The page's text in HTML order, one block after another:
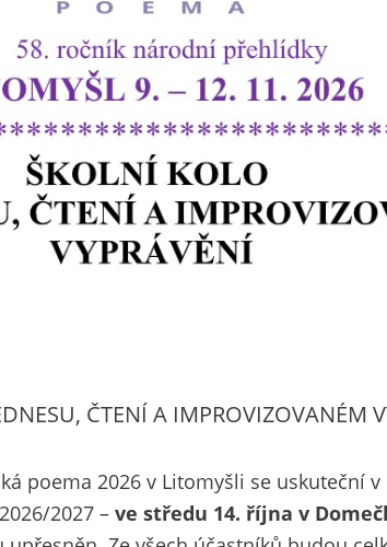
ČTENÍ A IMPROVIZOVANÉM
poema 2026 v Litomyšli se uskuteční
2027 – ve středu 14. října v